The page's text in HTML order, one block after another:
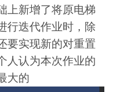
上新增了将原电梯
行迭代作业时，除
要实现新的对重置
人认为本次作业的
大的